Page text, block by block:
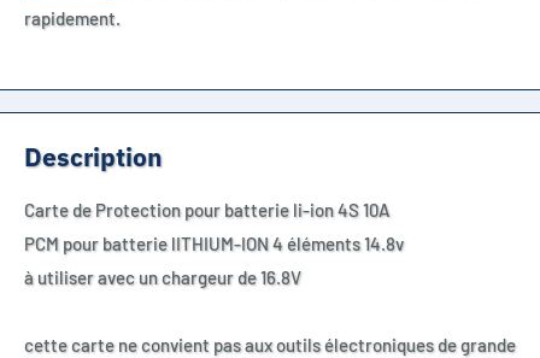
rapidement.
Description
Carte de Protection pour batterie li-ion 4S 10A
PCM pour batterie lITHIUM-ION 4 éléments 14.8v
à utiliser avec un chargeur de 16.8V
cette carte ne convient pas aux outils électroniques de grande